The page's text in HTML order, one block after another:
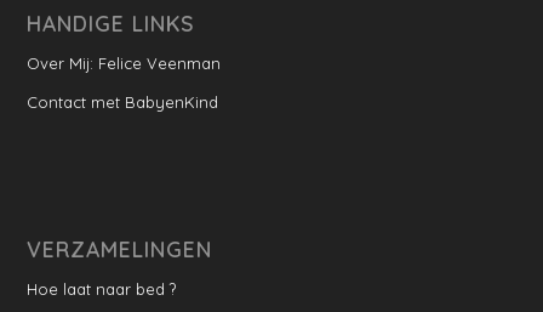
HANDIGE LINKS
Over Mij: Felice Veenman
Contact met BabyenKind
VERZAMELINGEN
Hoe laat naar bed ?